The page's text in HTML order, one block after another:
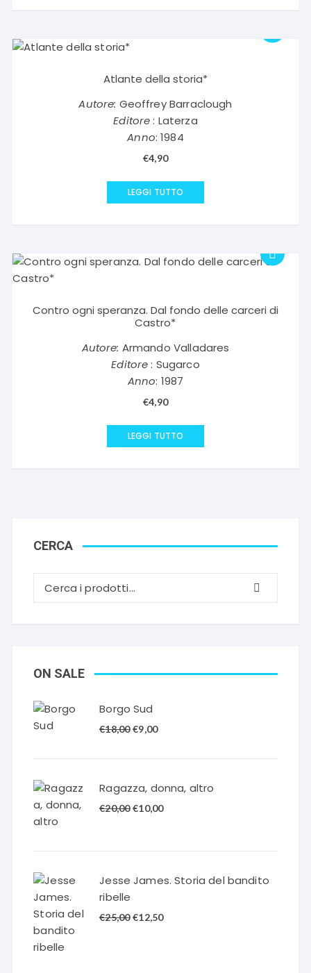
Atlante della storia*
Autore: Geoffrey Barraclough
Editore: Laterza
Anno: 1984
€4,90
LEGGI TUTTO
Contro ogni speranza. Dal fondo delle carceri di
Castro*
Autore: Armando Valladares
Editore: Sugarco
Anno: 1987
€4,90
LEGGI TUTTO
CERCA
ON SALE
Borgo Sud
€18,00 Il
€18,00.
€9,00Il
€9,00.
Ragazza, donna, altro
€20,00 Il
€20,00.
€10,00Il
€10,00.
Jesse James. Storia del bandito
ribelle
€25,00 Il
€12,50Il